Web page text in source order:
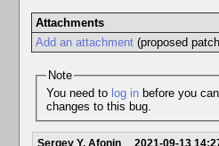
Attachments
Add an attachment(proposed
Note
You need to log inbefore you can comment on or make
changes to this bug.
Sergey Y. Afonin 2021-09-13